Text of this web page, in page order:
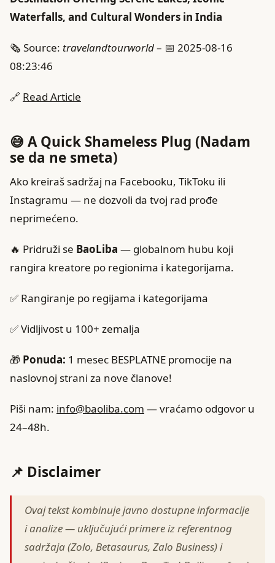
Waterfalls, and Cultural Wonders in India
🗞️ Source: travelandtourworld– 📅 2025-08-16
08:23:46
🔗 Read Article
😅 A Quick Shameless Plug (Nadam
se da ne smeta)
Ako kreiraš sadržaj na Facebooku, TikToku ili
Instagramu — ne dozvoli da tvoj rad prođe
neprimećeno.
🔥 Pridruži se BaoLiba — globalnom hubu koji
rangira kreatore po regionima i kategorijama.
✅ Rangiranje po regijama i kategorijama
✅ Vidljivost u 100+ zemalja
🎁 Ponuda: 1 mesec BESPLATNE promocije na
naslovnoj strani za nove članove!
Piši nam: info@baoliba.com — vraćamo odgovor u
24–48h.
📌 Disclaimer
Ovaj tekst kombinuje javno dostupne informacije
i analize — uključujući primere iz referentnog
sadržaja (Zolo, Betasaurus, Zalo Business) i